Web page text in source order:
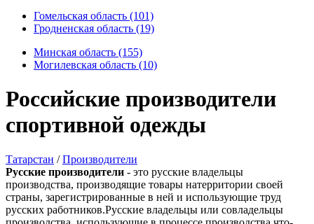
Гомельская область (101)
Гродненская область (19)
Минская область (155)
Могилевская область (10)
Российские производители
спортивной одежды
Татарстан /Производители
Русские производители - это русские владельцы
производства, производящие товары натерритории своей
страны, зарегистрированные в ней и использующие труд
русских работников.Русские владельцы или совладельцы